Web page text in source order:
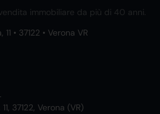
immobiliare da più di 40 anni.
• 37122 • Verona VR
37122, Verona (VR)